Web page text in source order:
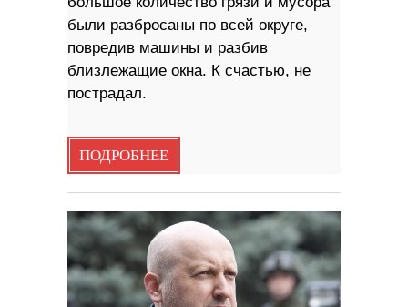
были разбросаны по всей округе,
повредив машины и разбив
близлежащие окна. К счастью, не
пострадал.
ПОДРОБНЕЕ